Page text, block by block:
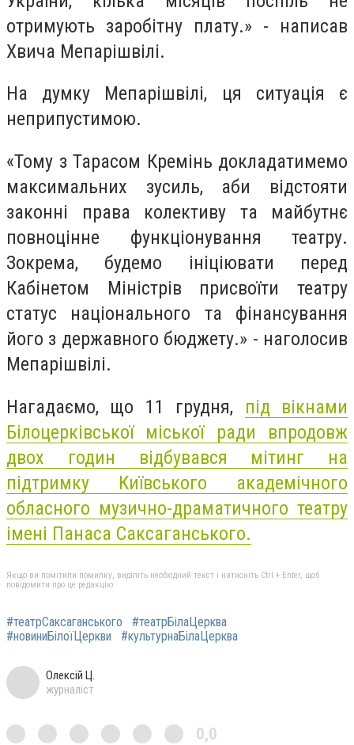
отримують заробітну плату.» - написав
Хвича Мепарішвілі.
На думку Мепарішвілі, ця ситуація є
неприпустимою.
«Тому з Тарасом Кремінь докладатимемо
максимальних зусиль, аби відстояти
законні права колективу та майбутнє
повноцінне функціонування театру.
Зокрема, будемо ініціювати перед
Кабінетом Міністрів присвоїти театру
статус національного та фінансування
його з державного бюджету.» - наголосив
Мепарішвілі.
Нагадаємо, що 11 грудня, під вікнами
Білоцерківської міської ради впродовж
двох годин відбувався мітинг на
підтримку Київського академічного
обласного музично-драматичного театру
імені Панаса Саксаганського.
Якщо ви помітили помилку, виділіть необхідний текст і натисніть Ctrl + Enter, щоб
повідомити про це редакцію
#театрСаксаганського
#театрБілаЦерква
#новиниБілоїЦеркви
#культурнаБілаЦерква
Олексій Ц.
журналіст
0,0